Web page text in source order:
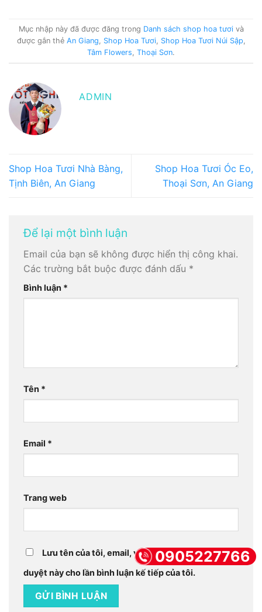
Mục nhập này đã được đăng trong Danh sách shop hoa tươivà
được gắn thẻ An Giang Shop Hoa Tươi, Shop Hoa Tươi Núi Sập
Tâm Flowers Thoại Sơn.
ADMIN
Shop Hoa Tươi Nhà Bàng,
Tịnh Biên, An Giang
Shop Hoa Tươi Óc Eo,
Thoại Sơn, An Giang
Để lại một bình luận
Email của bạn sẽ không được hiển thị công khai.
Các trường bắt buộc được đánh dấu *
Bình luận *
Tên *
Email *
Trang web
Lưu tên của tôi, email, và trang web trong trình
duyệt này cho lần bình luận kế tiếp của tôi.
0905227766